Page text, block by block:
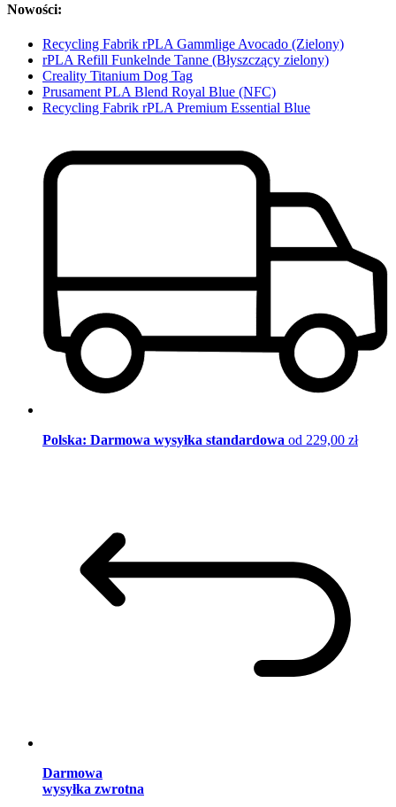
Nowości:
Recycling Fabrik rPLA Gammlige Avocado (Zielony)
rPLA Refill Funkelnde Tanne (Błyszczący zielony)
Creality Titanium Dog Tag
Prusament PLA Blend Royal Blue (NFC)
Recycling Fabrik rPLA Premium Essential Blue
Polska: Darmowa wysyłka standardowa od 229,00 zł
Darmowa
wysyłka zwrotna